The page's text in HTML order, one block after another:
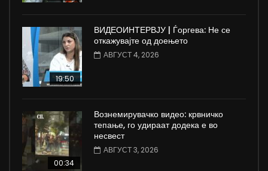
19:50
ВИДЕОИНТЕРВЈУ | Ѓоргева: Не се
откажувајте од доењето
АВГУСТ 4, 2026
00:34
Вознемирувачко видео: крвничко
тепање, го удираат додека е во
несвест
АВГУСТ 3, 2026